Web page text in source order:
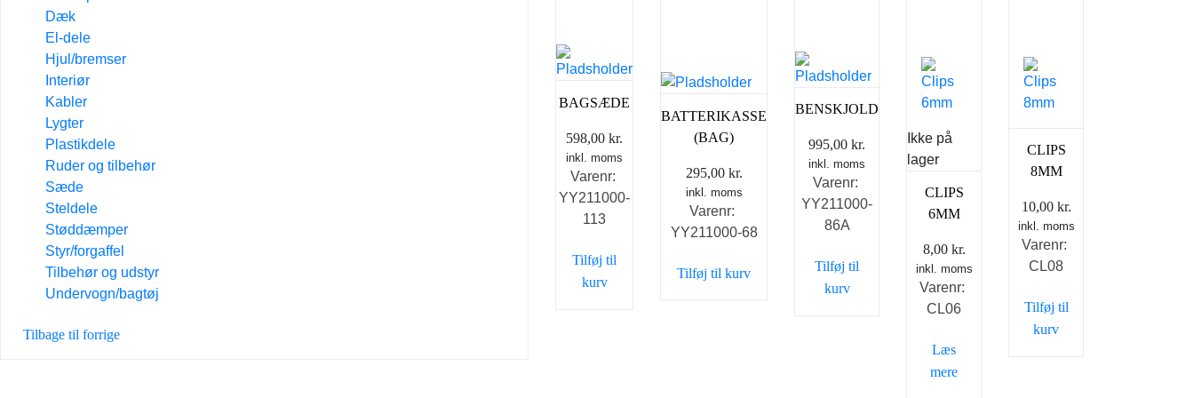
Dæk
El-dele
Hjul/bremser
Interiør
Kabler
Lygter
Plastikdele
Ruder og tilbehør
Sæde
Steldele
Støddæmper
Styr/forgaffel
Tilbehør og udstyr
Undervogn/bagtøj
Tilbage til forrige
BAGSÆDE
598,00 kr.
inkl. moms
Varenr:
YY211000-
113
Tilføj til
kurv
BATTERIKASSE
(BAG)
295,00 kr.
inkl. moms
Varenr:
YY211000-68
Tilføj til kurv
BENSKJOLD
995,00 kr.
inkl. moms
Varenr:
YY211000-
86A
Tilføj til
kurv
Ikke på
lager
CLIPS
6MM
8,00 kr.
inkl. moms
Varenr:
CL06
Læs
mere
CLIPS
8MM
10,00 kr.
inkl. moms
Varenr:
CL08
Tilføj til
kurv